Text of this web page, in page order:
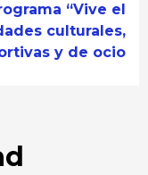
“Vive el
culturales,
y de ocio